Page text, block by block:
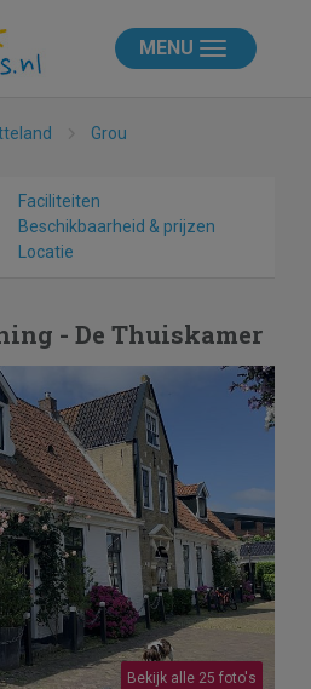
MENU
Grou
Faciliteiten
Beschikbaarheid & prijzen
Locatie
- De Thuiskamer
Bekijk alle 25 foto's